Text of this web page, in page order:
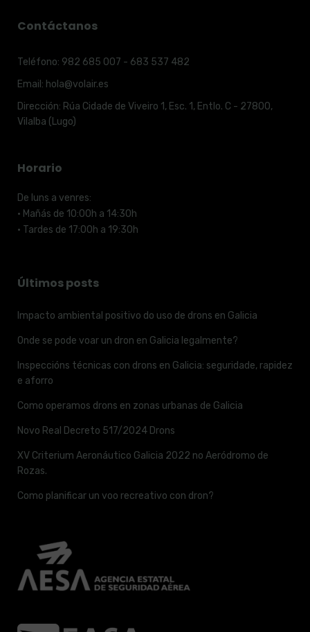
Contáctanos
Teléfono: 982 685 007 - 683 537 482
Email: hola@volair.es
Dirección: Rúa Cidade de Viveiro 1, Esc. 1, Entlo. C - 27800,
Vilalba (Lugo)
Horario
De luns a venres:
· Mañás de 10:00h a 14:30h
· Tardes de 17:00h a 19:30h
Últimos posts
Impacto ambiental positivo do uso de drons en Galicia
Onde se pode voar un dron en Galicia legalmente?
Inspeccións técnicas con drons en Galicia: seguridade, rapidez
e aforro
Como operamos drons en zonas urbanas de Galicia
Novo Real Decreto 517/2024 Drons
XV Criterium Aeronáutico Galicia 2022 no Aeródromo de
Rozas.
Como planificar un voo recreativo con dron?